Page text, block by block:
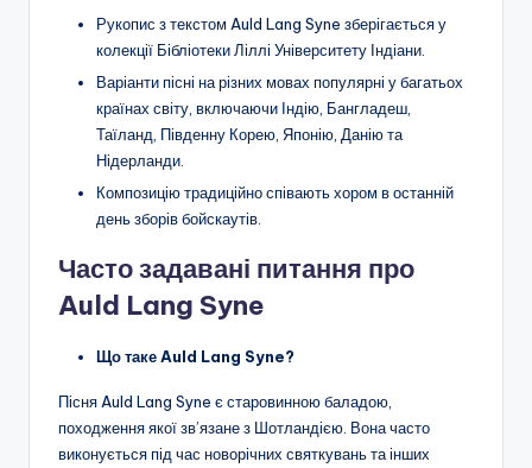
Рукопис з текстом Auld Lang Syne зберігається у
колекції Бібліотеки Ліллі Університету Індіани.
Варіанти пісні на різних мовах популярні у багатьох
країнах світу, включаючи Індію, Бангладеш,
Таїланд, Південну Корею, Японію, Данію та
Нідерланди.
Композицію традиційно співають хором в останній
день зборів бойскаутів.
Часто задавані питання про
Auld Lang Syne
Що таке Auld Lang Syne?
Пісня Auld Lang Syne є старовинною баладою,
походження якої зв’язане з Шотландією. Вона часто
виконується під час новорічних святкувань та інших